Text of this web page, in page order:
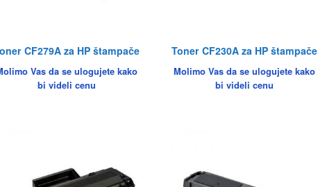
CF279A za HP štampače
Vas da se ulogujete kako
bi videli cenu
Toner CF230A za HP štampače
Molimo Vas da se ulogujete kako
bi videli cenu